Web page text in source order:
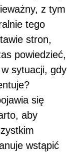
z tym
tego
stron,
powiedzieć,
sytuacji, gdy
się
aby
wstąpić